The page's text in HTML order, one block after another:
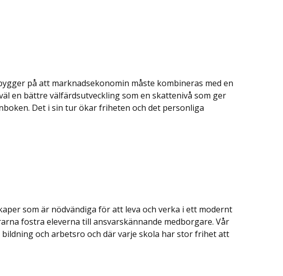
på att marknadsekonomin måste kombineras med en
en bättre välfärdsutveckling som en skattenivå som ger
Det i sin tur ökar friheten och det personliga
som är nödvändiga för att leva och verka i ett modernt
fostra eleverna till ansvarskännande medborgare. Vår
och arbetsro och där varje skola har stor frihet att